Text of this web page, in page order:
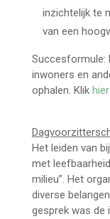
inzichtelijk te
van een
Succesformule:
inwoners en
ophalen. Klik hier
Het leiden van
met
milieu”. Het
diverse
gesprek was de